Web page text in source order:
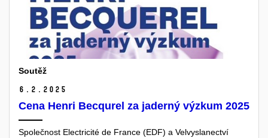
Soutěž
6. 2. 2025
Cena Henri Becqurel za jaderný výzkum 2025
Společnost Electricité de France (EDF) a Velvyslanectví